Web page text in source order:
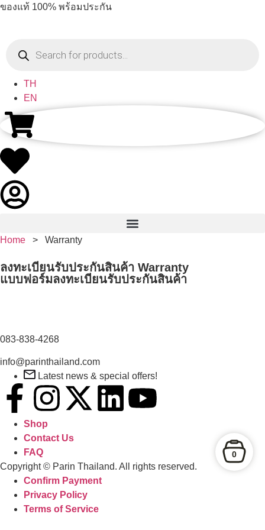
ของแท้ 100% พร้อมประกัน
TH
EN
Home > Warranty
ลงทะเบียนรับประกันสินค้า Warranty
แบบฟอร์มลงทะเบียนรับประกันสินค้า
083-838-4268
info@parinthailand.com
Latest news & special offers!
Shop
Contact Us
FAQ
Copyright © Parin Thailand. All rights reserved.
Confirm Payment
Privacy Policy
Terms of Service
0